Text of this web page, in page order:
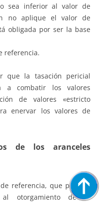
sea inferior al valor de
no aplique el valor de
obligada por ser la base
referencia.
que la tasación pericial
a combatir los valores
de valores «estricto
enervar los valores de
de los aranceles
referencia, que pueden
al otorgamiento de la